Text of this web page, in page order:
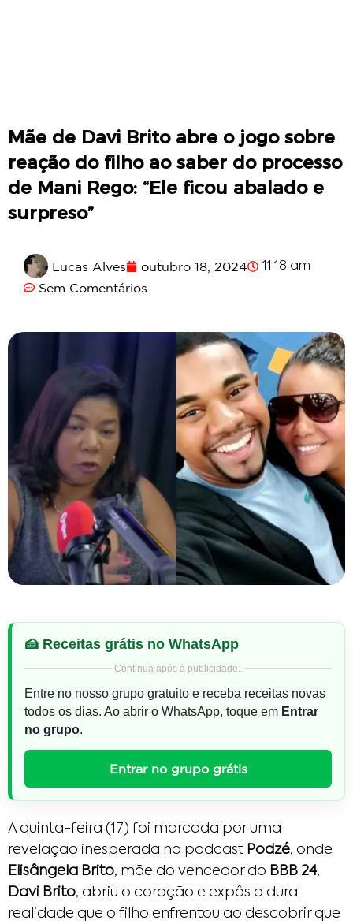
Mãe de Davi Brito abre o jogo sobre
reação do filho ao saber do processo
de Mani Rego: “Ele ficou abalado e
surpreso”
Lucas Alves outubro 18, 2024 11:18 am
Sem Comentários
🍰 Receitas grátis no WhatsApp
Continua após a publicidade..
Entre no nosso grupo gratuito e receba receitas novas
todos os dias. Ao abrir o WhatsApp, toque em Entrar
no grupo.
Entrar no grupo grátis
A quinta-feira (17) foi marcada por uma
revelação inesperada no podcast Podzé, onde
Elisângela Brito, mãe do vencedor do BBB 24,
Davi Brito, abriu o coração e expôs a dura
realidade que o filho enfrentou ao descobrir que